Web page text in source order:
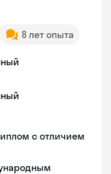
8 лет опыта
с отличием